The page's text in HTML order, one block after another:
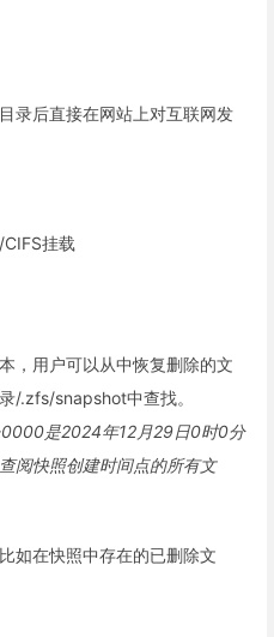
录后直接在网站上对互联网发
挂载
，用户可以从中恢复删除的文
/.zfs/snapshot中查找。
是2024年12月29日0时0分
阅快照创建时间点的所有文
如在快照中存在的已删除文